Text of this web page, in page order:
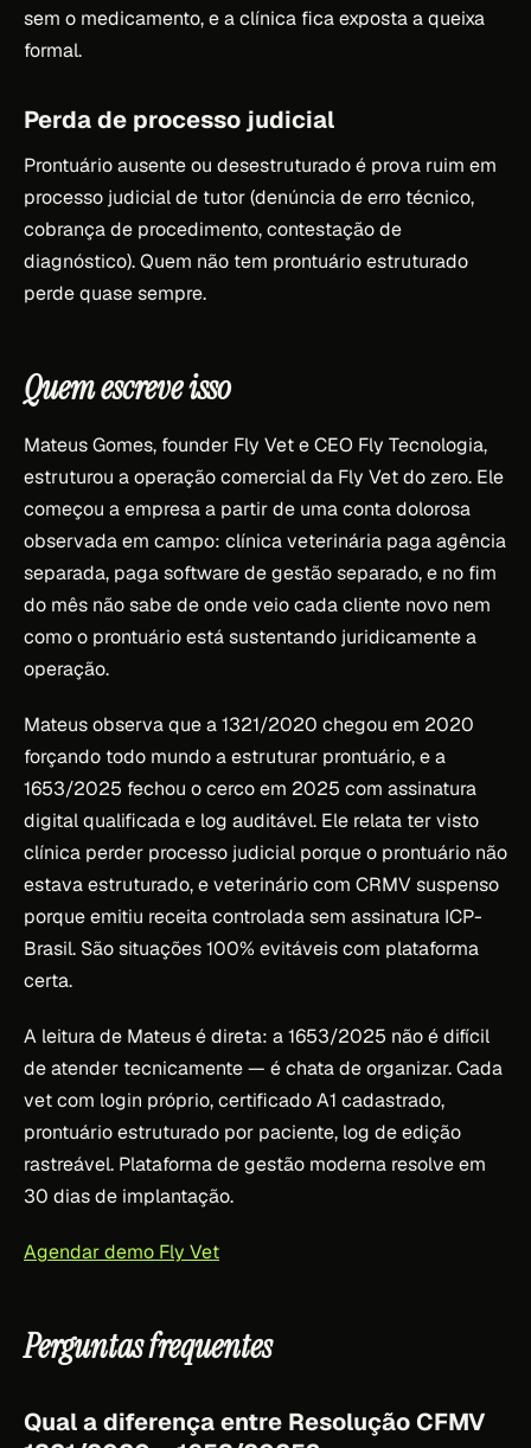
sem o medicamento, e a clínica fica exposta a queixa
formal.
Perda de processo judicial
Prontuário ausente ou desestruturado é prova ruim em
processo judicial de tutor (denúncia de erro técnico,
cobrança de procedimento, contestação de
diagnóstico). Quem não tem prontuário estruturado
perde quase sempre.
Quem escreve isso
Mateus Gomes, founder Fly Vet e CEO Fly Tecnologia,
estruturou a operação comercial da Fly Vet do zero. Ele
começou a empresa a partir de uma conta dolorosa
observada em campo: clínica veterinária paga agência
separada, paga software de gestão separado, e no fim
do mês não sabe de onde veio cada cliente novo nem
como o prontuário está sustentando juridicamente a
operação.
Mateus observa que a 1321/2020 chegou em 2020
forçando todo mundo a estruturar prontuário, e a
1653/2025 fechou o cerco em 2025 com assinatura
digital qualificada e log auditável. Ele relata ter visto
clínica perder processo judicial porque o prontuário não
estava estruturado, e veterinário com CRMV suspenso
porque emitiu receita controlada sem assinatura ICP-
Brasil. São situações 100% evitáveis com plataforma
certa.
A leitura de Mateus é direta: a 1653/2025 não é difícil
de atender tecnicamente — é chata de organizar. Cada
vet com login próprio, certificado A1 cadastrado,
prontuário estruturado por paciente, log de edição
rastreável. Plataforma de gestão moderna resolve em
30 dias de implantação.
Agendar demo Fly Vet
Perguntas frequentes
Qual a diferença entre Resolução CFMV